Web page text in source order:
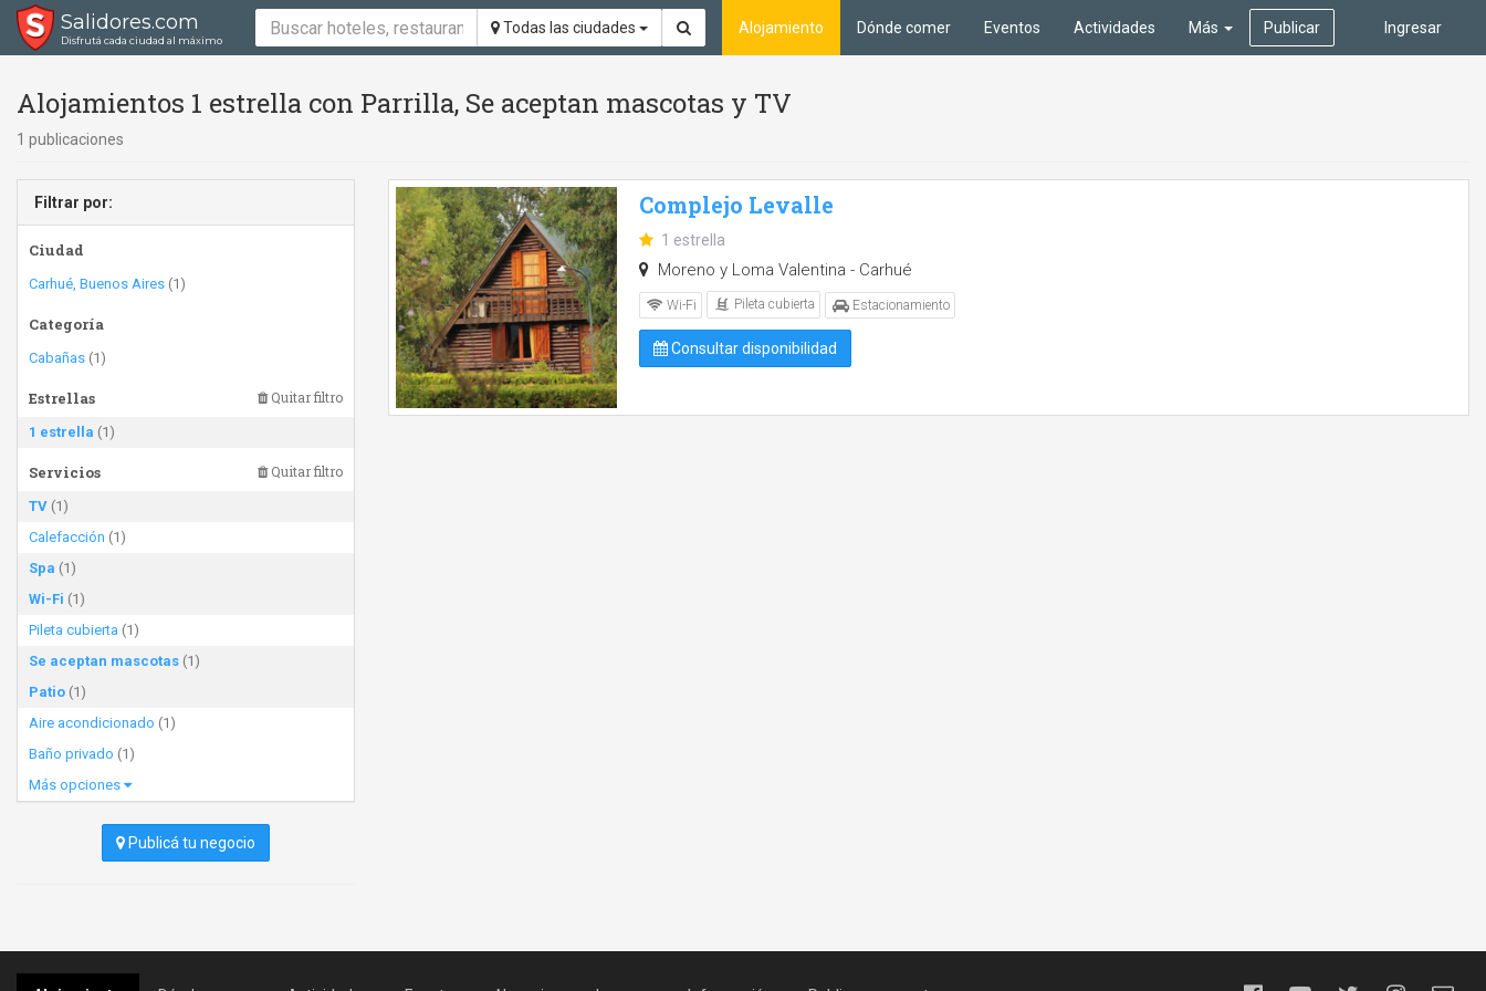
Salidores.com
Disfrutá cada ciudad al máximo
Todas las ciudades Ingresar
Alojamiento Dónde comer Eventos Actividades Más Publicar
Alojamientos 1 estrella con Parrilla, Se aceptan mascotas y TV
1 publicaciones
Filtrar por:
Ciudad
Carhué, Buenos Aires (1)
Categoría
Cabañas (1)
Estrellas Quitar filtro
1 estrella (1)
Servicios Quitar filtro
TV (1)
Calefacción (1)
Spa (1)
Wi-Fi (1)
Pileta cubierta (1)
Se aceptan mascotas (1)
Patio (1)
Aire acondicionado (1)
Baño privado (1)
Más opciones
Publicá tu negocio
Complejo Levalle
1 estrella
Moreno y Loma Valentina - Carhué
Wi-Fi Pileta cubierta Estacionamiento
Consultar disponibilidad